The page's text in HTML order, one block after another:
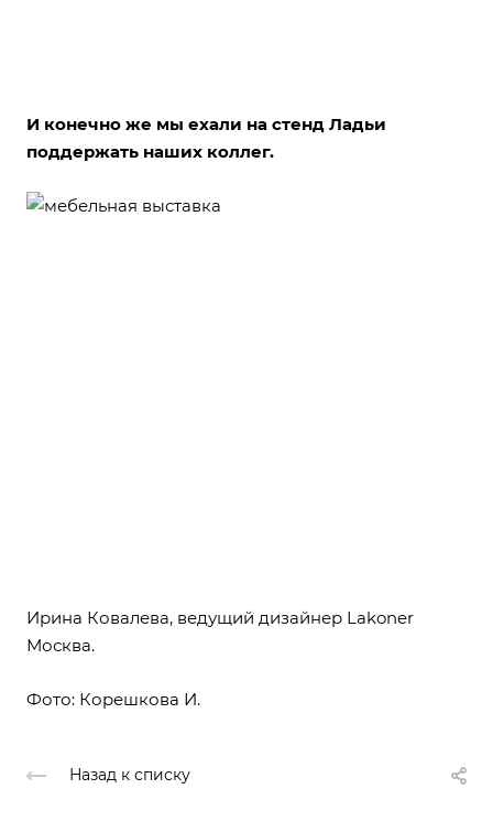
И конечно же мы ехали на стенд Ладьи
поддержать наших коллег.
Ирина Ковалева, ведущий дизайнер Lakoner
Москва.
Фото: Корешкова И.
Назад к списку